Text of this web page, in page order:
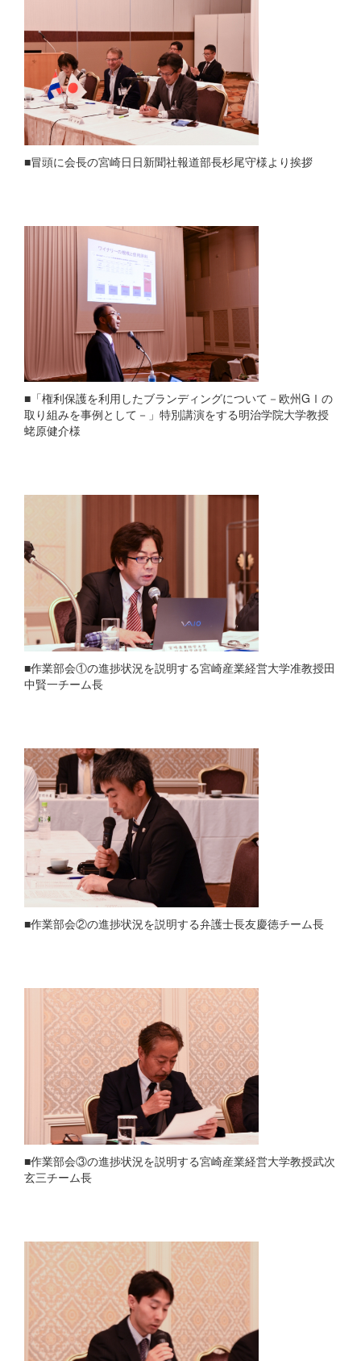
■冒頭に会長の宮崎日日新聞社報道部長杉尾守様より挨拶
■「権利保護を利用したブランディングについて－欧州GⅠの
取り組みを事例として－」特別講演をする明治学院大学教授
蛯原健介様
■作業部会①の進捗状況を説明する宮崎産業経営大学准教授田
中賢一チーム長
■作業部会②の進捗状況を説明する弁護士長友慶徳チーム長
■作業部会③の進捗状況を説明する宮崎産業経営大学教授武次
玄三チーム長